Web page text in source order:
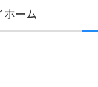
ホーム